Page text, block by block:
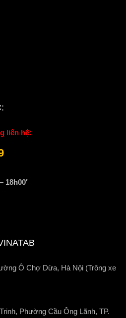
liên hệ:
18h00′
Ô Chợ Dừa, Hà Nội (Trông xe
Phường Cầu Ông Lãnh, TP.